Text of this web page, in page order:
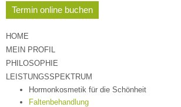
Termin online buchen
HOME
MEIN PROFIL
PHILOSOPHIE
LEISTUNGSSPEKTRUM
Hormonkosmetik für die Schönheit
Faltenbehandlung